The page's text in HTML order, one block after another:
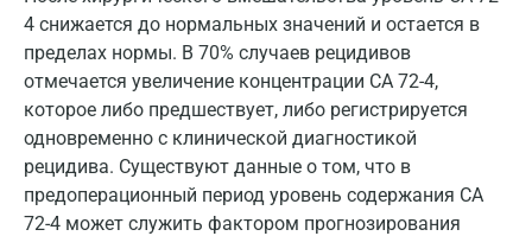
4 снижается до нормальных значений и остается в
пределах нормы. В 70% случаев рецидивов
отмечается увеличение концентрации СА 72-4,
которое либо предшествует, либо регистрируется
одновременно с клинической диагностикой
рецидива. Существуют данные о том, что в
предоперационный период уровень содержания СА
72-4 может служить фактором прогнозирования
Иваново
Ивантеевка
Истра
Йошкар-Ола